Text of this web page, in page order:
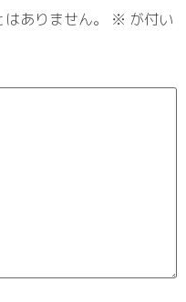
ありません。 ※ が付い